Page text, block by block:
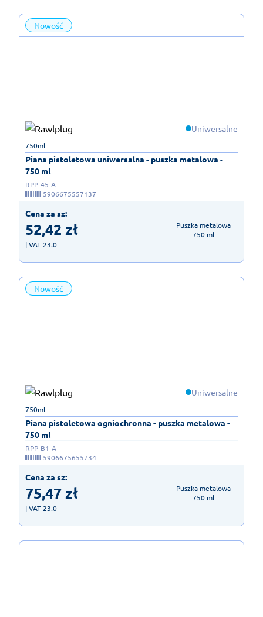
Nowość
Uniwersalne
Piana pistoletowa uniwersalna - puszka metalowa -
750 ml
750ml
RPP-45-A
5906675557137
Cena za sz:
52,42 zł
| VAT 23.0
Puszka metalowa
750 ml
Nowość
Uniwersalne
Piana pistoletowa ogniochronna - puszka metalowa -
750 ml
750ml
RPP-B1-A
5906675655734
Cena za sz:
75,47zł
| VAT 23.0
Puszka metalowa
750 ml